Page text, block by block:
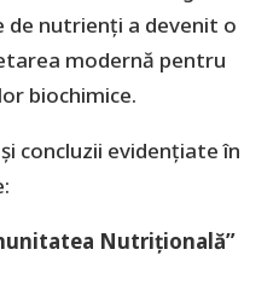
nutrienți a devenit o
modernă pentru
biochimice.
concluzii evidențiate în
Nutrițională”